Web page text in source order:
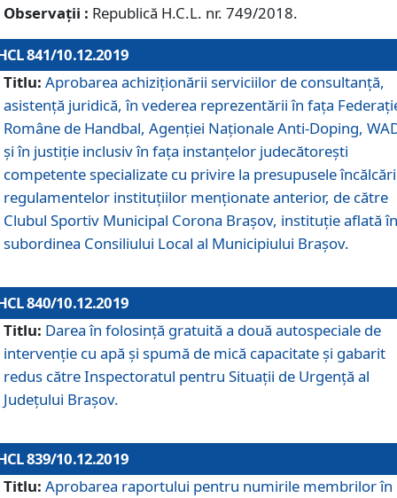
Observații : Republică H.C.L. nr. 749/2018.
841/10.12.2019
Titlu: Aprobarea achiziționării serviciilor de consultanță,
asistență juridică, în vederea reprezentării în fața
Române de Handbal, Agenției Naționale Anti-Doping,
și în justiție inclusiv în fața instanțelor judecătorești
competente specializate cu privire la presupusele
regulamentelor instituțiilor menționate anterior, de către
Clubul Sportiv Municipal Corona Braşov, instituție aflată în
subordinea Consiliului Local al Municipiului Brașov.
840/10.12.2019
Titlu: Darea în folosință gratuită a două autospeciale de
intervenție cu apă și spumă de mică capacitate și gabarit
redus către Inspectoratul pentru Situaţii de Urgenţă al
Judeţului Brașov.
839/10.12.2019
Titlu: Aprobarea raportului pentru numirile membrilor în